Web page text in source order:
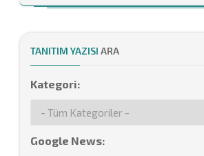
TANITIM YAZISI ARA
Kategori:
Google News: